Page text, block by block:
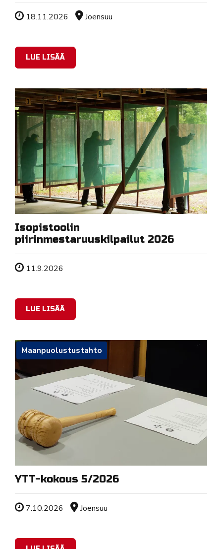
Tapahtuman ajankohta
18.11.2026 Sijainti
Joensuu
LUE LISÄÄ
Isopistoolin
piirinmestaruuskilpailut 2026
Tapahtuman ajankohta
11.9.2026
LUE LISÄÄ
Maanpuolustustahto
YTT-kokous 5/2026
Tapahtuman ajankohta
7.10.2026 Sijainti
Joensuu